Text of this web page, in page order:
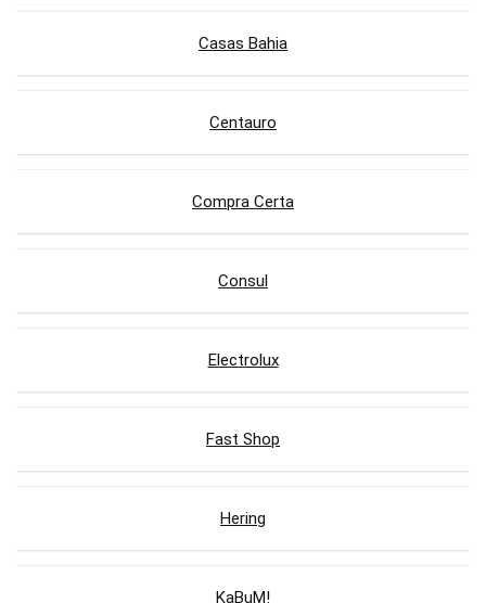
Casas Bahia
Centauro
Compra Certa
Consul
Electrolux
Fast Shop
Hering
KaBuM!